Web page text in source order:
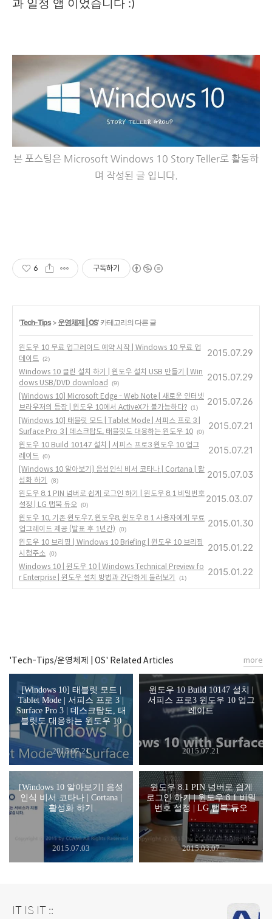
과 일정 앱 이었습니다 :)
본 포스팅은 Microsoft Windows 10 Story Teller로 활동하
며 작성된 글 입니다.
6 구독하기
'Tech-Tips> 운영체제 | OS' 카테고리의 다른 글
윈도우 10 무료 업그레이드 예약 시작 | Windows 10 무료 업
데이트
(2)
2015.07.29
Windows 10 클린 설치 하기 | 윈도우 설치 USB 만들기 | Win
dows USB/DVD download
(9)
2015.07.29
[Windows 10] Microsoft Edge - Web Note | 새로운 인터넷
브라우저의 등장 | 윈도우 10에서 ActiveX가 불가능하다? (1)
2015.07.26
[Windows 10] 태블릿 모드 | Tablet Mode | 서피스 프로 3 |
Surface Pro 3 | 데스크탑도, 태블릿도 대응하는 윈도우 10 (0)
2015.07.21
윈도우 10 Build 10147 설치 | 서피스 프로3 윈도우 10 업그
레이드
(0)
2015.07.21
[Windows 10 알아보기] 음성인식 비서 코타나 | Cortana | 활
성화 하기
(8)
2015.07.03
윈도우 8.1 PIN 넘버로 쉽게 로그인 하기 | 윈도우 8.1 비밀번호
설정 | LG 탭북 듀오
(0)
2015.03.07
윈도우 10, 기존 윈도우7, 윈도우8, 윈도우 8.1 사용자에게 무료
업그레이드 제공 (발표 후 1년간)
(0)
2015.01.30
윈도우 10 브리핑 | Windows 10 Briefing | 윈도우 10 브리핑
시청주소
(0)
2015.01.22
Windows 10 | 윈도우 10 | Windows Technical Preview fo
r Enterprise | 윈도우 설치 방법과 간단하게 둘러보기
(1)
2015.01.22
'Tech-Tips/운영체제 | OS' Related Articles
[Windows 10] 태블릿 모드 |
Tablet Mode | 서피스 프로 3 |
Surface Pro 3 | 데스크탑도, 태
블릿도 대응하는 윈도우 10
2015.07.21
윈도우 10 Build 10147 설치 |
서피스 프로3 윈도우 10 업그
레이드
2015.07.21
[Windows 10 알아보기] 음성
인식 비서 코타나 | Cortana |
활성화 하기
2015.07.03
윈도우 8.1 PIN 넘버로 쉽게
로그인 하기 | 윈도우 8.1 비밀
번호 설정 | LG 탭북 듀오
2015.03.07
more
IT IS IT ::